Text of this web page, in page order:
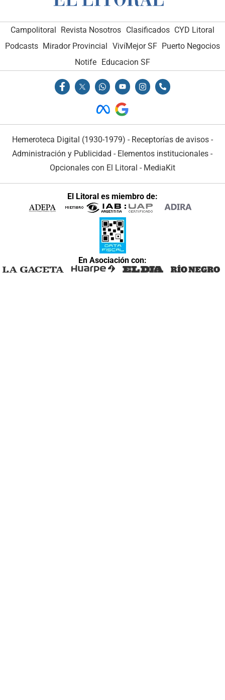
Campolitoral Revista Nosotros Clasificados CYD Litoral
Podcasts Mirador Provincial VivíMejor SF Puerto Negocios
Notife
Educacion SF
Hemeroteca Digital (1930-1979) - Receptorías de avisos -
Administración y Publicidad - Elementos institucionales -
Opcionales con El Litoral - MediaKit
El Litoral es miembro de:
En Asociación con: